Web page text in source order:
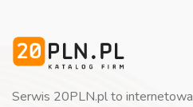
Serwis 20PLN.pl to